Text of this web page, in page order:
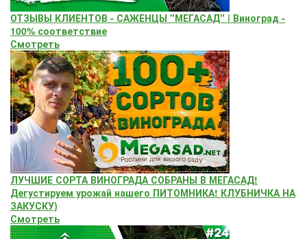
ОТЗЫВЫ КЛИЕНТОВ - САЖЕНЦЫ "МЕГАСАД" | Виноград -
100% соответствие
Смотреть
ЛУЧШИЕ СОРТА ВИНОГРАДА СОБРАНЫ В МЕГАСАД!
Дегустируем урожай нашего ПИТОМНИКА! КЛУБНИЧКА НА
ЗАКУСКУ)
Смотреть